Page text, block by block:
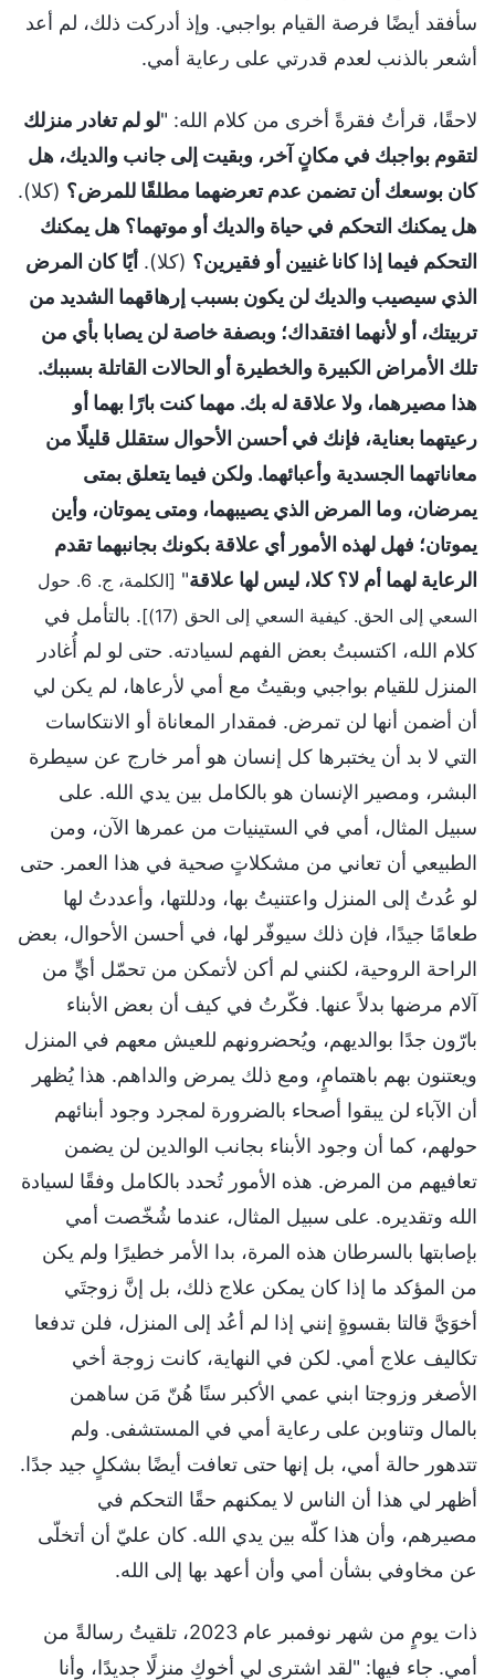
سأفقد أيضًا فرصة القيام بواجبي. وإذ أدركت ذلك، لم أعد
أشعر بالذنب لعدم قدرتي على رعاية أمي.
لاحقًا، قرأتُ فقرةً أخرى من كلام الله: "لو لم تغادر منزلك
لتقوم بواجبك في مكانٍ آخر، وبقيت إلى جانب والديك، هل
كان بوسعك أن تضمن عدم تعرضهما مطلقًا للمرض؟ (كلا).
هل يمكنك التحكم في حياة والديك أو موتهما؟ هل يمكنك
التحكم فيما إذا كانا غنيين أو فقيرين؟ (كلا). أيًا كان المرض
الذي سيصيب والديك لن يكون بسبب إرهاقهما الشديد من
تربيتك، أو لأنهما افتقداك؛ وبصفة خاصة لن يصابا بأي من
تلك الأمراض الكبيرة والخطيرة أو الحالات القاتلة بسببك.
هذا مصيرهما، ولا علاقة له بك. مهما كنت بارًا بهما أو
رعيتهما بعناية، فإنك في أحسن الأحوال ستقلل قليلًا من
معاناتهما الجسدية وأعبائهما. ولكن فيما يتعلق بمتى
يمرضان، وما المرض الذي يصيبهما، ومتى يموتان، وأين
يموتان؛ فهل لهذه الأمور أي علاقة بكونك بجانبهما تقدم
الرعاية لهما أم لا؟ كلا، ليس لها علاقة"
[الكلمة، ج. 6. حول
السعي إلى الحق. كيفية السعي إلى الحق (17)]
. بالتأمل في
كلام الله، اكتسبتُ بعض الفهم لسيادته. حتى لو لم أُغادر
المنزل للقيام بواجبي وبقيتُ مع أمي لأرعاها، لم يكن لي
أن أضمن أنها لن تمرض. فمقدار المعاناة أو الانتكاسات
التي لا بد أن يختبرها كل إنسان هو أمر خارج عن سيطرة
البشر، ومصير الإنسان هو بالكامل بين يدي الله. على
سبيل المثال، أمي في الستينيات من عمرها الآن، ومن
الطبيعي أن تعاني من مشكلاتٍ صحية في هذا العمر. حتى
لو عُدتُ إلى المنزل واعتنيتُ بها، ودللتها، وأعددتُ لها
طعامًا جيدًا، فإن ذلك سيوفّر لها، في أحسن الأحوال، بعض
الراحة الروحية، لكنني لم أكن لأتمكن من تحمّل أيٍّ من
آلام مرضها بدلاً عنها. فكّرتُ في كيف أن بعض الأبناء
بارّون جدًا بوالديهم، ويُحضرونهم للعيش معهم في المنزل
ويعتنون بهم باهتمامٍ، ومع ذلك يمرض والداهم. هذا يُظهر
أن الآباء لن يبقوا أصحاء بالضرورة لمجرد وجود أبنائهم
حولهم، كما أن وجود الأبناء بجانب الوالدين لن يضمن
تعافيهم من المرض. هذه الأمور تُحدد بالكامل وفقًا لسيادة
الله وتقديره. على سبيل المثال، عندما شُخّصت أمي
بإصابتها بالسرطان هذه المرة، بدا الأمر خطيرًا ولم يكن
من المؤكد ما إذا كان يمكن علاج ذلك، بل إنَّ زوجتَي
أخوَيَّ قالتا بقسوةٍ إنني إذا لم أعُد إلى المنزل، فلن تدفعا
تكاليف علاج أمي. لكن في النهاية، كانت زوجة أخي
الأصغر وزوجتا ابني عمي الأكبر سنًا هُنّ مَن ساهمن
بالمال وتناوبن على رعاية أمي في المستشفى. ولم
تتدهور حالة أمي، بل إنها حتى تعافت أيضًا بشكلٍ جيد جدًا.
أظهر لي هذا أن الناس لا يمكنهم حقًا التحكم في
مصيرهم، وأن هذا كلّه بين يدي الله. كان عليّ أن أتخلّى
عن مخاوفي بشأن أمي وأن أعهد بها إلى الله.
ذات يومٍ من شهر نوفمبر عام 2023، تلقيتُ رسالةً من
أمي. جاء فيها: "لقد اشترى لي أخوكِ منزلًا جديدًا، وأنا